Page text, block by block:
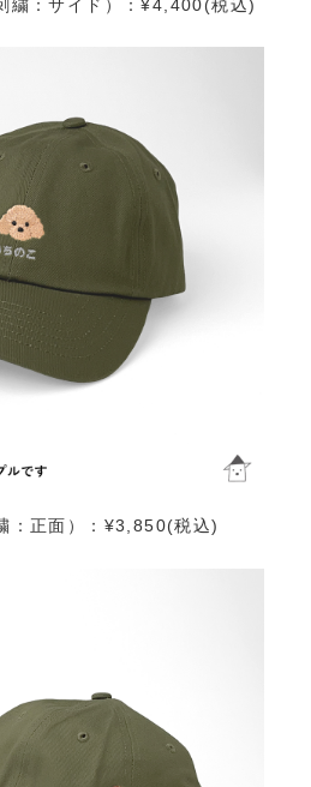
繍：サイド）：¥4,400(税込)
：正面）：¥3,850(税込)